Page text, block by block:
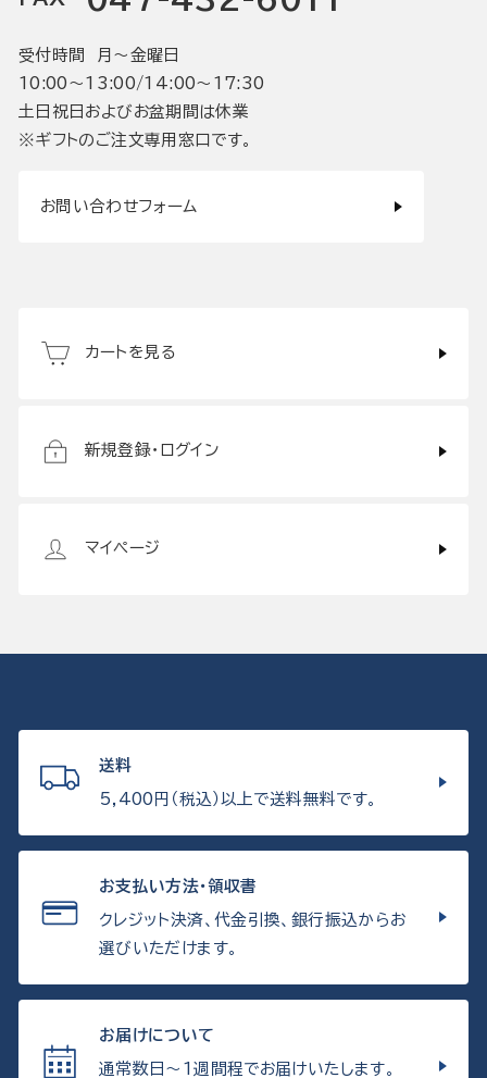
受付時間 月〜金曜日
10:00〜13:00/14:00〜17:30
土日祝日およびお盆期間は休業
※ギフトのご注文専用窓口です。
お問い合わせフォーム
カートを見る
新規登録・ログイン
マイページ
送料
5,400円（税込）以上で送料無料です。
お支払い方法・領収書
クレジット決済、代金引換、銀行振込からお
選びいただけます。
お届けについて
通常数日〜1週間程でお届けいたします。